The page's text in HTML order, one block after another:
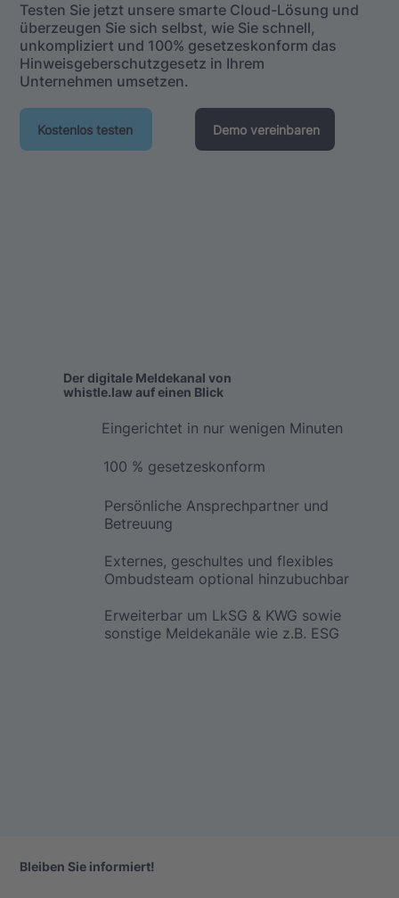
Testen Sie jetzt unsere smarte Cloud-Lösung und
überzeugen Sie sich selbst, wie Sie schnell,
unkompliziert und 100% gesetzeskonform das
Hinweisgeberschutzgesetz in Ihrem
Unternehmen umsetzen.
Demo vereinbaren
Kostenlos testen
Erweiterbar um LkSG & KWG sowie
sonstige Meldekanäle wie z.B. ESG
Externes, geschultes und flexibles
Ombudsteam optional hinzubuchbar
Persönliche Ansprechpartner und
Betreuung
100 % gesetzeskonform
Eingerichtet in nur wenigen Minuten
Der digitale Meldekanal von
whistle.law auf einen Blick
Bleiben Sie informiert!